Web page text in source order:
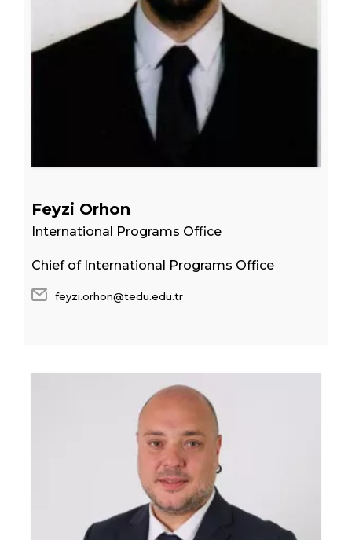
Feyzi Orhon
International Programs Office
Chief of International Programs Office
feyzi.orhon@tedu.edu.tr